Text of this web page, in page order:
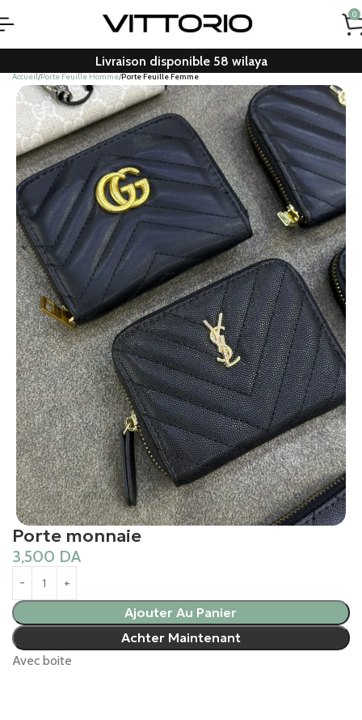
0
Livraison disponible 58 wilaya
Accueil Porte Feuille Homme Porte Feuille Femme
Porte monnaie
3,500 DA
Ajouter Au Panier
Achter Maintenant
Avec boite